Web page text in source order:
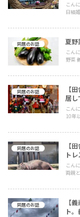
こん
日結
同居のお話 夏野
こん
野菜
同居のお話
【
居
こん
10年
同居のお話
【
ト
こん
両親
同居のお話
【
ト